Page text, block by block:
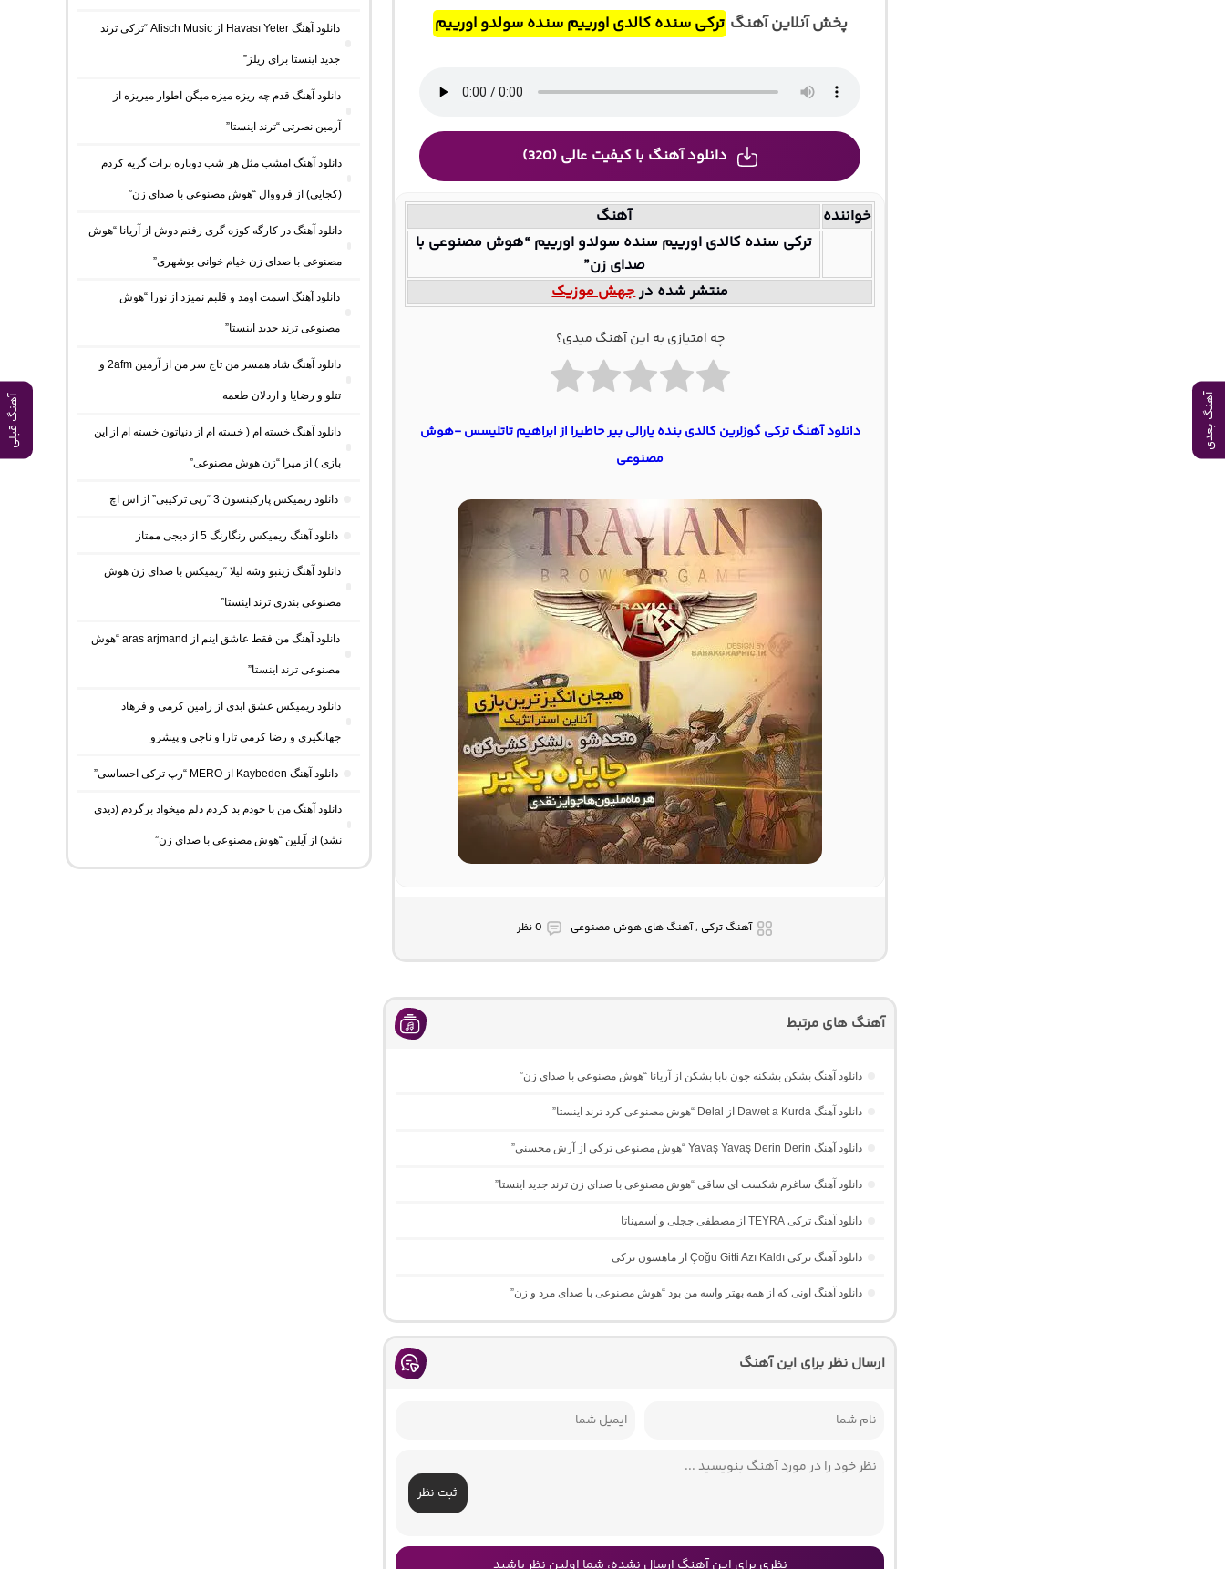
آهنگ بعدی آهنگ قبلی
پخش آنلاین آهنگ ترکی سنده کالدی اورییم سنده سولدو اورییم
دانلود آهنگ با کیفیت عالی (320)
خواننده
آهنگ
ترکی سنده کالدی اورییم سنده سولدو اورییم “هوش مصنوعی با
صدای زن”
منتشر شده درجهش موزیک
چه امتیازی به این آهنگ میدی؟
دانلود آهنگ ترکی گوزلرین کالدی بنده یارالی بیر حاطیرا از ابراهیم تاتلیسس -هوش
مصنوعی
آهنگ ترکی , آهنگ های هوش مصنوعی 0 نظر
آهنگ های مرتبط
دانلود آهنگ بشکن بشکنه جون بابا بشکن از آریانا “هوش مصنوعی با صدای زن”
دانلود آهنگ Dawet a Kurda از Delal “هوش مصنوعی کرد ترند اینستا”
دانلود آهنگ Yavaş Yavaş Derin Derin “هوش مصنوعی ترکی از آرش محسنی”
دانلود آهنگ ساغرم شکست ای ساقی “هوش مصنوعی با صدای زن ترند جدید اینستا”
دانلود آهنگ ترکی TEYRA از مصطفی ججلی و آسمیناتا
دانلود آهنگ ترکی Çoğu Gitti Azı Kaldı از ماهسون ترکی
دانلود آهنگ اونی که از همه بهتر واسه من بود “هوش مصنوعی با صدای مرد و زن”
ارسال نظر برای این آهنگ
ثبت نظر
دانلود آهنگ Havası Yeter از Alisch Music “ترکی ترند
جدید اینستا برای ریلز”
دانلود آهنگ ﻗﺪم ﭼﻪ رﻳﺰه ﻣﻴﺰه ﻣﻴﮕﻦ اﻃﻮار ﻣﻴﺮﻳﺰه از
آرمین نصرتی “ترند اینستا”
دانلود آهنگ امشب مثل هر شب دوباره برات گریه کردم
(کجایی) از فرووال “هوش مصنوعی با صدای زن”
دانلود آهنگ در کارگه کوزه گری رفتم دوش از آریانا “هوش
مصنوعی با صدای زن خیام خوانی بوشهری”
دانلود آهنگ اسمت اومد و قلبم نمیزد از نورا “هوش
مصنوعی ترند جدید اینستا”
دانلود آهنگ شاد همسر من تاج سر من از آرمین 2afm و
تتلو و رضایا و اردلان طعمه
دانلود آهنگ خسته ام ( خسته ام از دنیاتون خسته ام از این
بازی ) از میرا “زن هوش مصنوعی”
دانلود ریمیکس پارکینسون 3 “رپی ترکیبی” از اس اچ
دانلود آهنگ ریمیکس رنگارنگ 5 از دیجی ممتاز
دانلود آهنگ زینبو وشه لیلا “ریمیکس با صدای زن هوش
مصنوعی بندری ترند اینستا”
دانلود آهنگ من فقط عاشق اینم از aras arjmand “هوش
مصنوعی ترند اینستا”
دانلود ریمیکس عشق ابدی از رامین کرمی و فرهاد
جهانگیری و رضا کرمی تارا و ناجی و پیشرو
دانلود آهنگ Kaybeden از MERO “رپ ترکی احساسی”
دانلود آهنگ من با خودم بد کردم دلم میخواد برگردم (دیدی
نشد) از آیلین “هوش مصنوعی با صدای زن”